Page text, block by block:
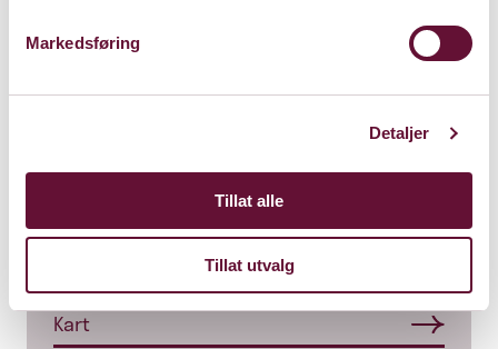
Markedsføring
Detaljer
Tillat alle
Tillat utvalg
Kulturhuset Stabekk Kino
Gamle Ringeriksvei 5, 1369 Stabekk
Kart